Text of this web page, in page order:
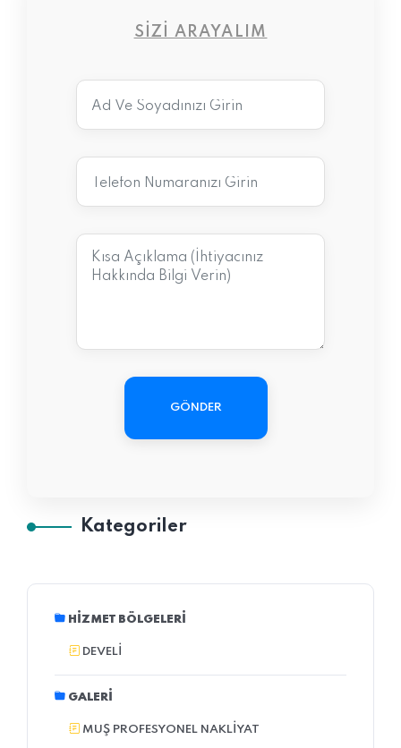
SIZI ARAYALIM
GÖNDER
Kategoriler
HIZMET BÖLGELERI
DEVELI
GALERI
MUŞ PROFESYONEL NAKLIYAT